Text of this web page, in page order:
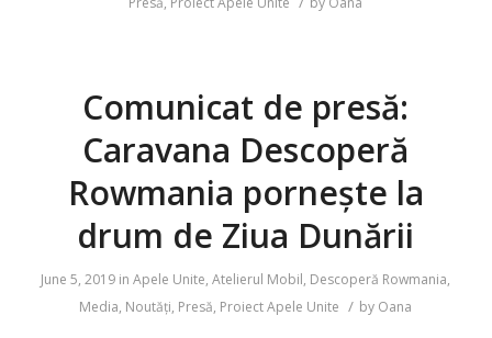
Comunicat de presă:
Caravana Descoperă
Rowmania pornește la
drum de Ziua Dunării
June 5, 2019 inApele Unite,Atelierul Mobil, Descoperă Rowmania,
Media, Noutăți, Presă, Proiect Apele Unite / by Oana